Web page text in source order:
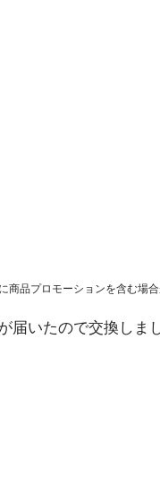
商品プロモーションを含む場
届いたので交換しまし